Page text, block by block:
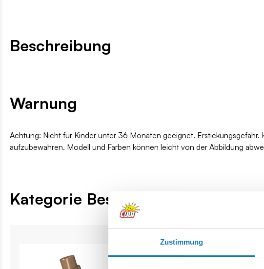
Zustimmung
Beschreibung
Warnung
Achtung: Nicht für Kinder unter 36 Monaten geeignet.
aufzubewahren. Modell und Farben können leicht von der Abbildung
Kategorie Bestseller